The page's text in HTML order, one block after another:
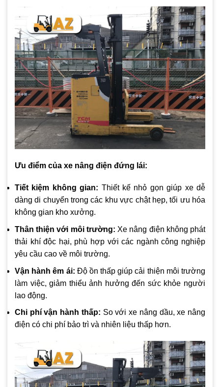
Ưu điểm của xe nâng điện đứng lái:
Tiết kiệm không gian: Thiết kế nhỏ gọn giúp xe dễ
dàng di chuyển trong các khu vực chật hẹp, tối ưu hóa
không gian kho xưởng.
Thân thiện với môi trường: Xe nâng điện không phát
thải khí độc hại, phù hợp với các ngành công nghiệp
yêu cầu cao về môi trường.
Vận hành êm ái: Độ ồn thấp giúp cải thiện môi trường
làm việc, giảm thiểu ảnh hưởng đến sức khỏe người
lao động.
Chi phí vận hành thấp: So với xe nâng dầu, xe nâng
điện có chi phí bảo trì và nhiên liệu thấp hơn.